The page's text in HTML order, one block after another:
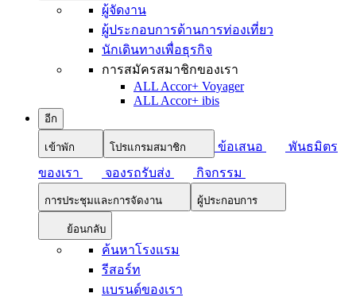
ผู้จัดงาน
ผู้ประกอบการด้านการท่องเที่ยว
นักเดินทางเพื่อธุรกิจ
การสมัครสมาชิกของเรา
ALL Accor+ Voyager
ALL Accor+ ibis
อีก
เข้าพัก โปรแกรมสมาชิก ข้อเสนอ
พันธมิตร
ของเรา
จองรถรับส่ง กิจกรรม
การประชุมและการจัดงาน ผู้ประกอบการ
ย้อนกลับ
ค้นหาโรงแรม
รีสอร์ท
แบรนด์ของเรา